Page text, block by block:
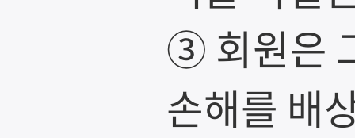
③ 회원은
손해를 배